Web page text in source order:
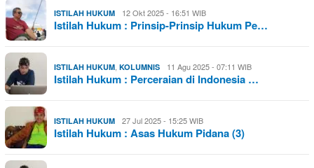
ISTILAH HUKUM 12 Okt 2025 - 16:51 WIB
Istilah Hukum : Prinsip-Prinsip Hukum Pe…
ISTILAH HUKUM, KOLUMNIS 11 Agu 2025 - 07:11 WIB
Istilah Hukum : Perceraian di Indonesia …
ISTILAH HUKUM 27 Jul 2025 - 15:25 WIB
Istilah Hukum : Asas Hukum Pidana (3)